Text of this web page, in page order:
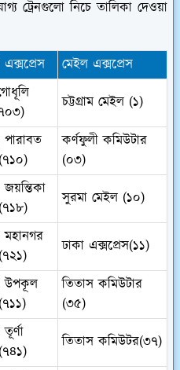
ট্রেনগুলো নিচে তালিকা দেওয়া
মেইল এক্সপ্রেস
চট্টগ্রাম মেইল (১)
কর্ণফুলী কমিউটার
(০৩)
সুরমা মেইল (১০)
ঢাকা এক্সপ্রেস(১১)
উপকূল
তিতাস কমিউটার
(৩৫)
তিতাস কমিউটর(৩৭)